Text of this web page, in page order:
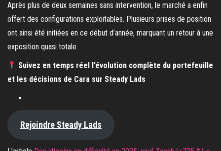
Après plus de deux semaines sans intervention, le marché a enfin
offert des configurations exploitables. Plusieurs prises de position
ont ainsi été initiées en ce début d’année, marquant un retour à une
exposition quasi totale.
Suivez en temps réel l’évolution complète du portefeuille
et les décisions de Cara sur Steady Lads
Rejoindre Steady Lads